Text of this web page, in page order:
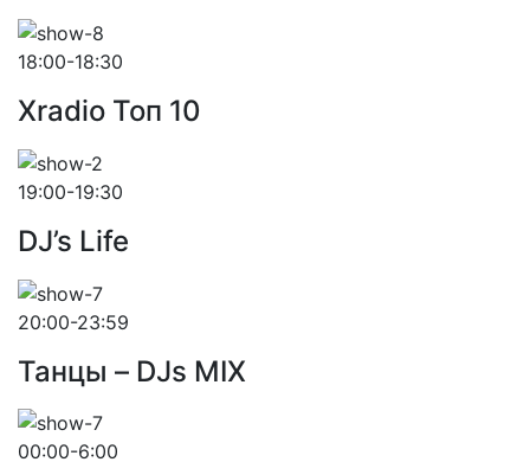
18:00-18:30
Xradio Топ 10
19:00-19:30
DJ’s Life
20:00-23:59
Танцы – DJs MIX
00:00-6:00